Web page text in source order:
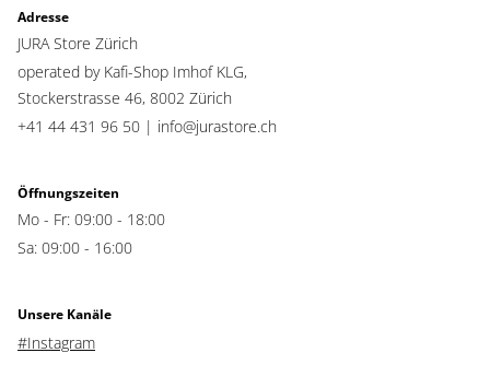
Adresse
JURA Store Zürich
operated by Kafi-Shop Imhof KLG,
Stockerstrasse 46, 8002 Zürich
+41 44 431 96 50 | info@jurastore.ch
Öffnungszeiten
Mo - Fr: 09:00 - 18:00
Sa: 09:00 - 16:00
Unsere Kanäle
#Instagram